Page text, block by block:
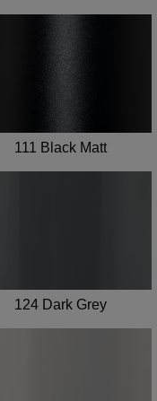
111 Black Matt
124 Dark Grey